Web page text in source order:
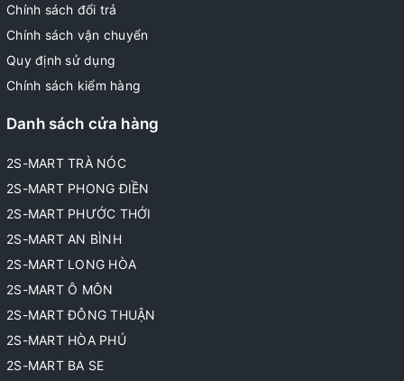
Chính sách đổi trả
Chính sách vận chuyển
Quy định sử dụng
Chính sách kiểm hàng
Danh sách cửa hàng
2S-MART TRÀ NÓC
2S-MART PHONG ĐIỀN
2S-MART PHƯỚC THỚI
2S-MART AN BÌNH
2S-MART LONG HÒA
2S-MART Ô MÔN
2S-MART ĐÔNG THUẬN
2S-MART HÒA PHÚ
2S-MART BA SE